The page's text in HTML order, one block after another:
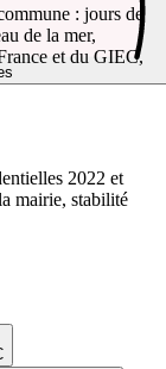
: jours de
de la mer,
et du GIEC,
2022 et
mairie, stabilité